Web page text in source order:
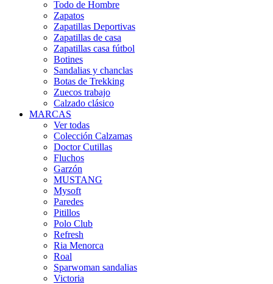
Todo de Hombre
Zapatos
Zapatillas Deportivas
Zapatillas de casa
Zapatillas casa fútbol
Botines
Sandalias y chanclas
Botas de Trekking
Zuecos trabajo
Calzado clásico
MARCAS
Ver todas
Colección Calzamas
Doctor Cutillas
Fluchos
Garzón
MUSTANG
Mysoft
Paredes
Pitillos
Polo Club
Refresh
Ria Menorca
Roal
Sparwoman sandalias
Victoria